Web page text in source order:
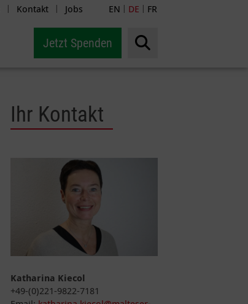
| Kontakt | Jobs EN | DE | FR
Jetzt Spenden
Ihr Kontakt
Katharina Kiecol
+49-(0)221-9822-7181